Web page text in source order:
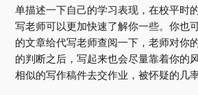
单描述一下自己的学习表现，在校平时
写老师可以更加快速了解你一些。你也
的文章给代写老师查阅一下，老师对你
的判断之后，写起来也会尽量靠着你的
相似的写作稿件去交作业，被怀疑的几